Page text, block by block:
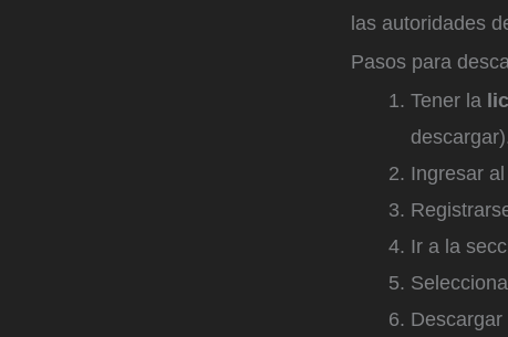
las autoridades
Pasos para
Tener la
Ingresar
Ir a la